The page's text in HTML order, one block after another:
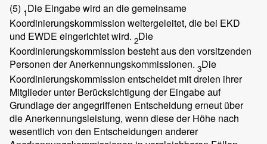
(5) 1Die Eingabe wird an die gemeinsame
Koordinierungskommission weitergeleitet, die bei EKD
und EWDE eingerichtet wird. 2Die
Koordinierungskommission besteht aus den vorsitzenden
Personen der Anerkennungskommissionen. 3Die
Koordinierungskommission entscheidet mit dreien ihrer
Mitglieder unter Berücksichtigung der Eingabe auf
Grundlage der angegriffenen Entscheidung erneut über
die Anerkennungsleistung, wenn diese der Höhe nach
wesentlich von den Entscheidungen anderer